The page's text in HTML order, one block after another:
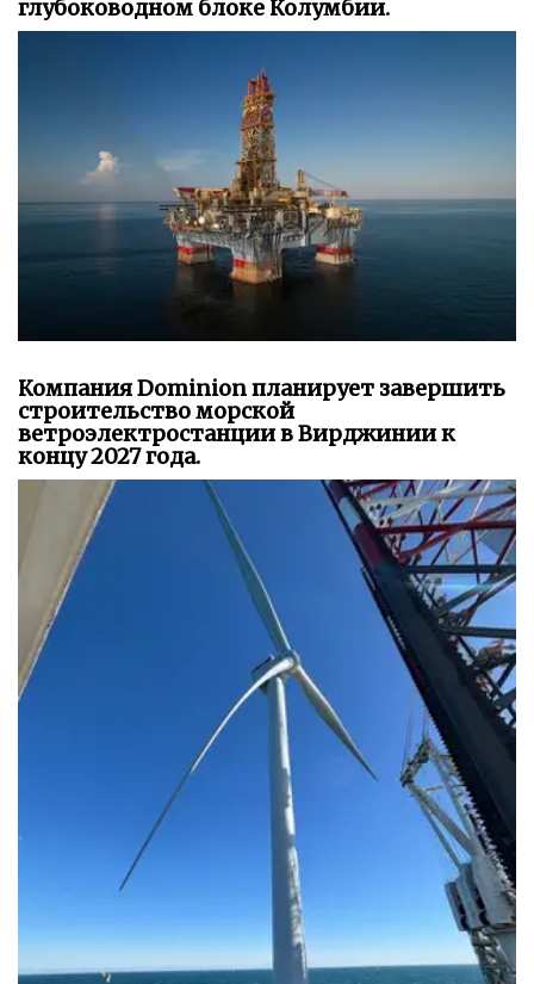
глубоководном блоке Колумбии.
Компания Dominion планирует завершить
строительство морской
ветроэлектростанции в Вирджинии к
концу 2027 года.